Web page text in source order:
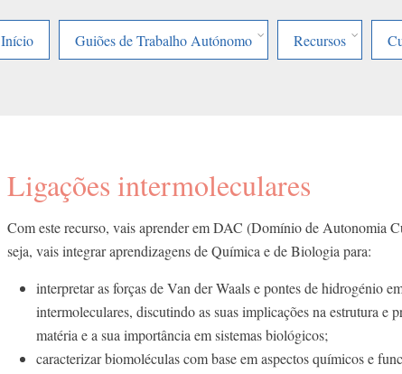
Início
Guiões de Trabalho Autónomo Recursos
Ligações intermoleculares
Com este recurso, vais aprender em DAC (Domínio de Autonomia
seja, vais integrar aprendizagens de Química e de Biologia para:
interpretar as forças de Van der Waals e pontes de hidrogénio
intermoleculares, discutindo as suas implicações na estrutura e
matéria e a sua importância em sistemas biológicos;
caracterizar biomoléculas com base em aspectos químicos e